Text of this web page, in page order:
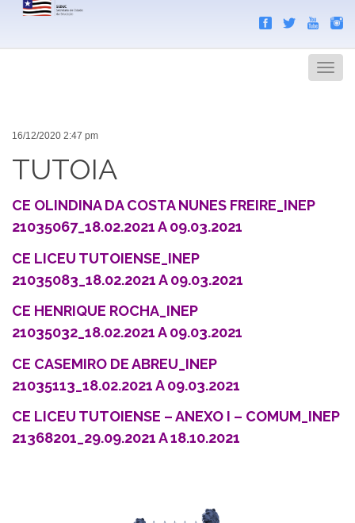
Menu
16/12/2020 2:47 pm
TUTOIA
CE OLINDINA DA COSTA NUNES FREIRE_INEP
21035067_18.02.2021 A 09.03.2021
CE LICEU TUTOIENSE_INEP
21035083_18.02.2021 A 09.03.2021
CE HENRIQUE ROCHA_INEP
21035032_18.02.2021 A 09.03.2021
CE CASEMIRO DE ABREU_INEP
21035113_18.02.2021 A 09.03.2021
CE LICEU TUTOIENSE – ANEXO I – COMUM_INEP
21368201_29.09.2021 A 18.10.2021